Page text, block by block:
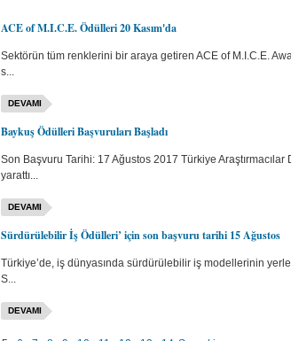
ACE of M.I.C.E. Ödülleri 20 Kasım'da
Sektörün tüm renklerini bir araya getiren ACE of M.I.C.E.
s...
DEVAMI
Baykuş Ödülleri Başvuruları Başladı
Son Başvuru Tarihi: 17 Ağustos 2017 Türkiye
yarattı...
DEVAMI
Sürdürülebilir İş Ödülleri’ için son başvuru tarihi 15 Ağustos
Türkiye’de, iş dünyasında sürdürülebilir iş modellerinin
S...
DEVAMI